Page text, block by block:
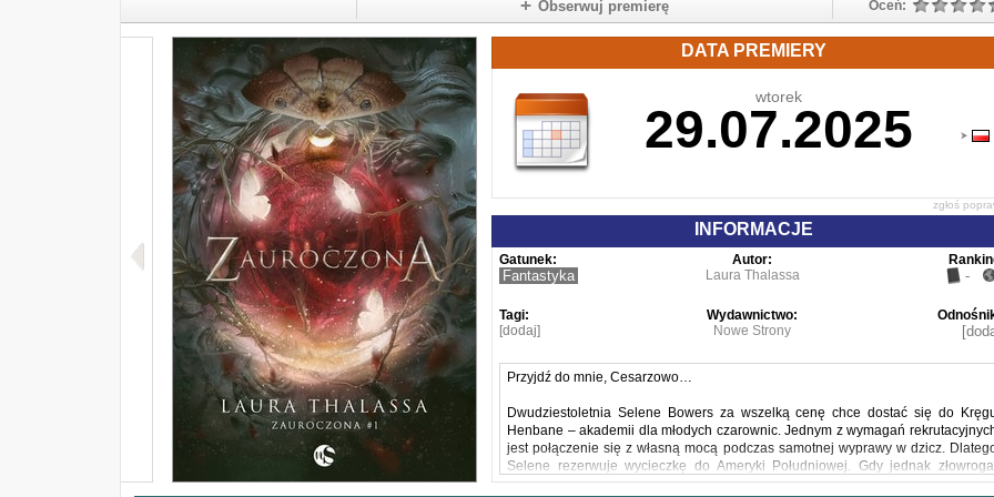
Obserwuj premierę Oceń:
DATA PREMIERY
wtorek
29.07.2025
zgłoś
INFORMACJE
Gatunek:
Fantastyka
Autor:
Laura Thalassa
-
Tagi:
[dodaj]
Wydawnictwo:
Nowe Strony
Przyjdź do mnie, Cesarzowo…
Dwudziestoletnia Selene Bowers za wszelką cenę chce dostać się do
Henbane – akademii dla młodych czarownic. Jednym z wymagań
jest połączenie się z własną mocą podczas samotnej wyprawy w dzicz.
Selene rezerwuje wycieczkę do Ameryki Południowej. Gdy jednak
nadprzyrodzona siła próbuje strącić jej samolot z nieba, magia dziewczyny